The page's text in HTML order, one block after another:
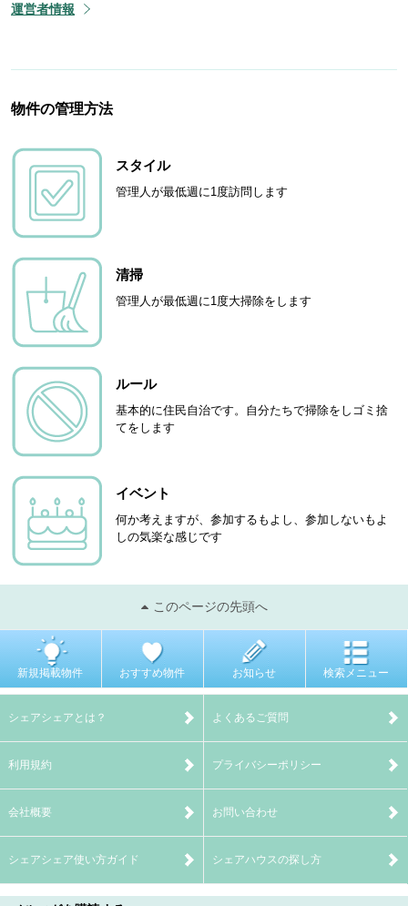
運営者情報
物件の管理方法
スタイル
管理人が最低週に1度訪問します
清掃
管理人が最低週に1度大掃除をします
ルール
基本的に住民自治です。自分たちで掃除をしゴミ捨
てをします
イベント
何か考えますが、参加するもよし、参加しないもよ
しの気楽な感じです
このページの先頭へ
新規掲載物件 おすすめ物件 お知らせ 検索メニュー
シェアシェアとは？ よくあるご質問
利用規約 プライバシーポリシー
会社概要 お問い合わせ
シェアシェア使い方ガイド シェアハウスの探し方